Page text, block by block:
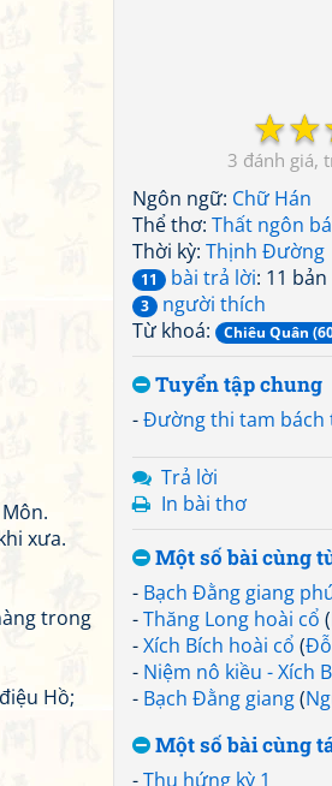
☆
☆
3
Ngôn ngữ: Chữ Hán
Thể thơ: Thất ngôn
Thời kỳ: Thịnh Đường
11 bài trả lời: 11
3
người thích
Từ khoá:
Chiêu Quân
Tuyển tập chung
-Đường thi tam bách
Trả lời
In bài thơ
Một số bài cùng
- Bạch Đằng giang
-Thăng Long hoài cổ (
-Xích Bích hoài cổ (
- Niệm nô kiều - Xích
- Bạch Đằng giang(
Một số bài cùng
-Thu hứng kỳ 1
xưa.
trong
Hồ;